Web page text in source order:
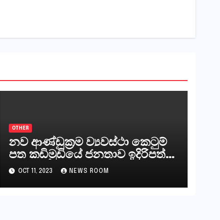
OTHER
නව ආණ්ඩුක්‍රම ව්‍යවස්ථා කෙටුම්
පත කඩිමුඩියේ ජනතාව ඉදිරිපත්
කරන්නේ?
OCT 11, 2023 NEWS ROOM